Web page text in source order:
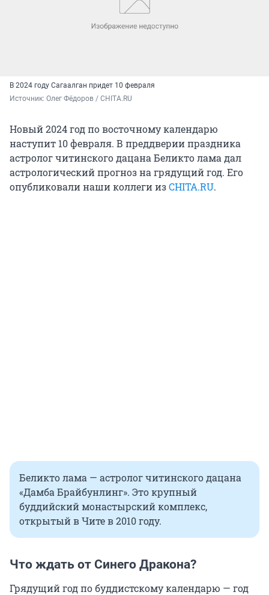
В 2024 году Сагаалган придет 10 февраля
Источник: Олег Фёдоров / CHITA.RU
Новый 2024 год по восточному календарю
наступит 10 февраля. В преддверии праздника
астролог читинского дацана Беликто лама дал
астрологический прогноз на грядущий год. Его
опубликовали наши коллеги изCHITA.RU.
Беликто лама — астролог читинского дацана
«Дамба Брайбунлинг». Это крупный
буддийский монастырский комплекс,
открытый в Чите в 2010 году.
Что ждать от Синего Дракона?
Грядущий год по буддистскому календарю — год